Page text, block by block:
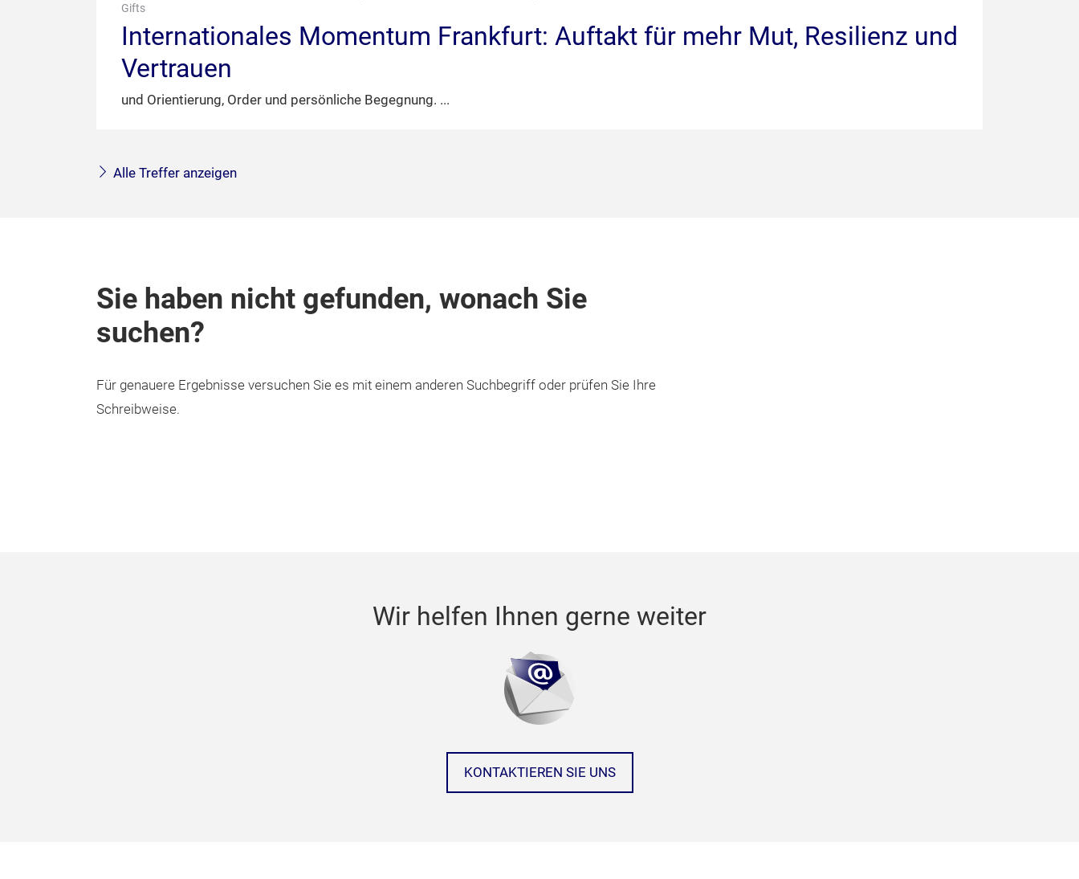
Gifts
Internationales Momentum Frankfurt: Auftakt für mehr Mut, Resilienz und
Vertrauen
und Orientierung, Order und persönliche Begegnung.
Alle Treffer anzeigen
Sie haben nicht gefunden, wonach Sie
suchen?
Für genauere Ergebnisse versuchen Sie es mit einem anderen Suchbegriff oder prüfen Sie Ihre
Schreibweise.
Wir helfen Ihnen gerne weiter
KONTAKTIEREN SIE UNS